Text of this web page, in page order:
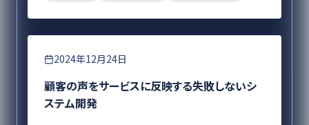
要件定義
2024年12月24日
顧客の声をサービスに反映する失敗しないシ
ステム開発